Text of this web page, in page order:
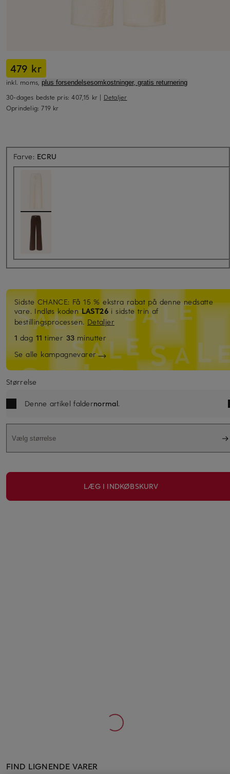
479 kr
inkl. moms, plus forsendelsesomkostninger, gratis returnering
30-dages bedste pris:407,15 kr | Detaljer
Oprindelig:719 kr
Farve: ECRU
Sidste CHANCE: Få 15 % ekstra rabat på denne nedsatte
vare. Indløs kodenLAST26 i sidste trin af
bestillingsprocessen. Detaljer
1 dag 11timer 33 minutter
Se alle kampagnevarer
Størrelse
Denne artikel faldernormal.
Vælg størrelse
LÆG I INDKØBSKURV
FIND LIGNENDE VARER